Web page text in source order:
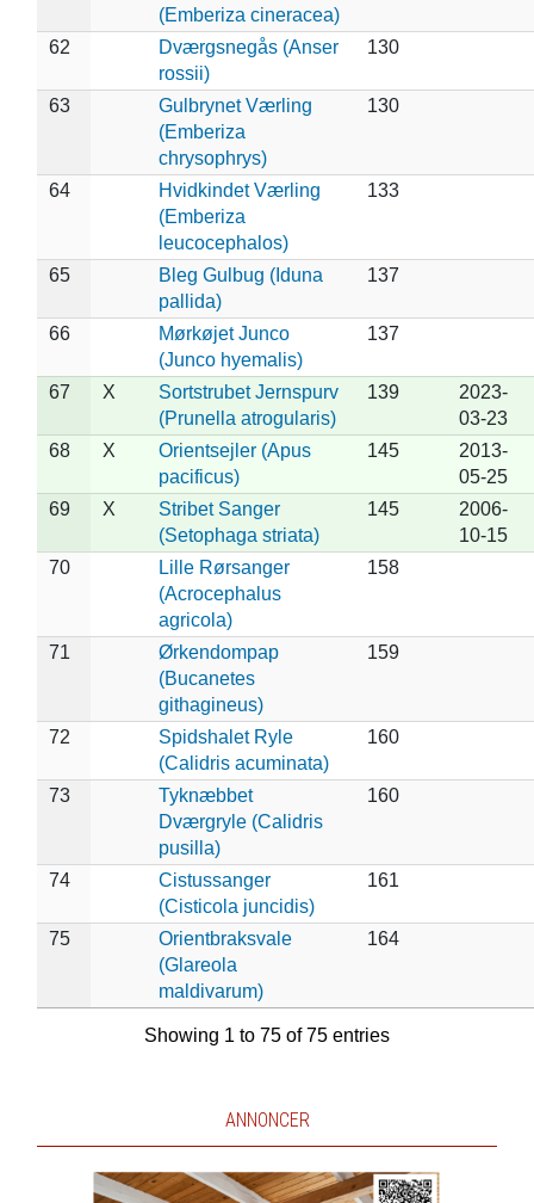
(Emberiza cineracea)
62
Dværgsnegås (Anser
rossii)
130
63
Gulbrynet Værling
(Emberiza
chrysophrys)
130
64
Hvidkindet Værling
(Emberiza
leucocephalos)
133
65
Bleg Gulbug (Iduna
pallida)
137
66
Mørkøjet Junco
(Junco hyemalis)
137
67 X
Sortstrubet Jernspurv
(Prunella atrogularis)
139
2023-
03-23
68
X
Orientsejler (Apus
pacificus)
145
2013-
05-25
69
X
Stribet Sanger
(Setophaga striata)
145
2006-
10-15
70
Lille Rørsanger
(Acrocephalus
agricola)
158
71
Ørkendompap
(Bucanetes
githagineus)
159
72
Spidshalet Ryle
(Calidris acuminata)
160
73
Tyknæbbet
Dværgryle (Calidris
pusilla)
160
74
Cistussanger
(Cisticola juncidis)
161
75
Orientbraksvale
(Glareola
maldivarum)
164
Showing 1 to 75 of 75 entries
ANNONCER